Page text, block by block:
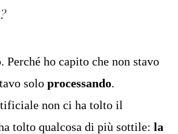
Perché ho capito che non stavo
solo processando.
non ci ha tolto il
tolto qualcosa di più sottile: la